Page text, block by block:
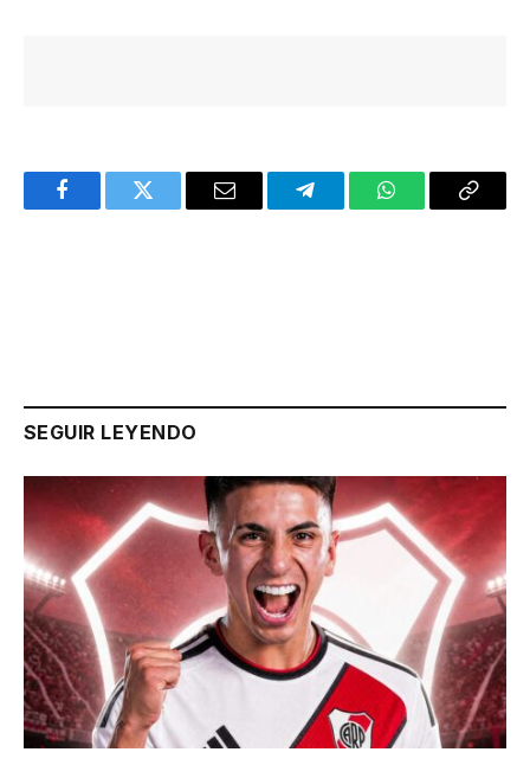
FacebookTwitter Email TelegramWhatsAppCopy
SEGUIR LEYENDO